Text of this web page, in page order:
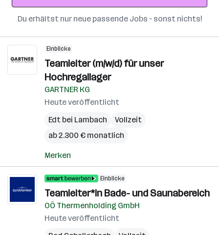
Du erhältst nur neue passende Jobs – sonst nichts!
Einblicke
Teamleiter (m/w/d) für unser
Hochregallager
GARTNER KG
Heute veröffentlicht
Edt bei Lambach
Vollzeit
ab 2.300 € monatlich
Merken
Einblicke
Teamleiter*in Bade- und Saunabereich
OÖ Thermenholding GmbH
Heute veröffentlicht